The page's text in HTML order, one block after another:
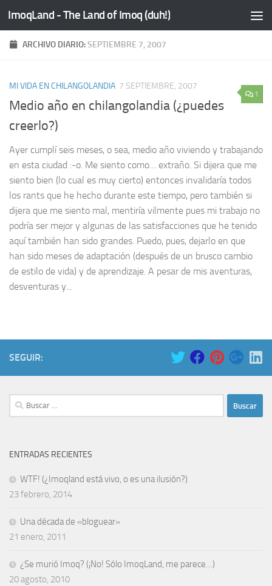
Saltar al contenido
ImoqLand - The Land of Imoq (duh!)
ARCHIVO DIARIO:SEPTIEMBRE 7, 2007
1
MI VIDA EN CHILANGOLANDIA 7 SEPTIEMBRE, 2007
Medio año en chilangolandia (¿puedes
creerlo?)
Ayer cumplí seis meses, o sea, medio año viviendo y trabajando
en esta ciudad :-o. Me siento como… extraño. Si dijera que me
siento bien (lo cual es muy cierto) entonces invalidaría todos
los rants que he hecho durante este tiempo, pero también si
dijera que me siento mal, mentiría vilmente pues mi trabajo no
podría ser mejor y algunas de las satisfacciones que he tenido
aquí también han sido grandes. Puedo, pues, dejarlo en que
han sido meses de adaptación (después de un brusco cambio
de estilo de vida) y de aprendizaje. A pesar de mis aventuras,
desventuras y...
SEGUIR:
Buscar:
ENTRADAS RECIENTES
WTF! (¿Imoqland está vivo, o es una ilusión?)
23 febrero, 2014
Una década de «bloguear»
21 enero, 2011
¿Se murió Imoq? (¡No! Sólo ImoqLand, me parece…)
20 agosto, 2010